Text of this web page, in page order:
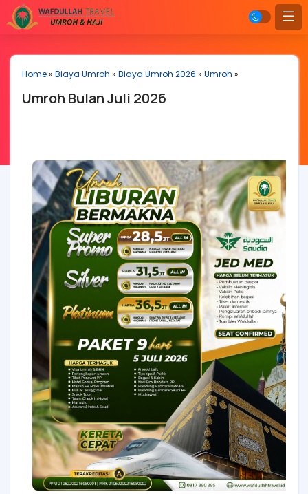
Home» Biaya Umroh » Biaya Umroh 2026 » Umroh »
Umroh Bulan Juli 2026